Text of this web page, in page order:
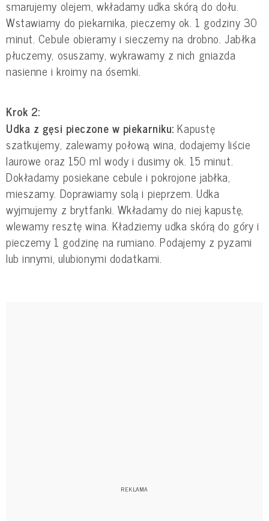
smarujemy olejem, wkładamy udka skórą do dołu.
Wstawiamy do piekarnika, pieczemy ok. 1 godziny 30
minut. Cebule obieramy i sieczemy na drobno. Jabłka
płuczemy, osuszamy, wykrawamy z nich gniazda
nasienne i kroimy na ósemki.
Krok 2:
Udka z gęsi pieczone w piekarniku: Kapustę
szatkujemy, zalewamy połową wina, dodajemy liście
laurowe oraz 150 ml wody i dusimy ok. 15 minut.
Dokładamy posiekane cebule i pokrojone jabłka,
mieszamy. Doprawiamy solą i pieprzem. Udka
wyjmujemy z brytfanki. Wkładamy do niej kapustę,
wlewamy resztę wina. Kładziemy udka skórą do góry i
pieczemy 1 godzinę na rumiano. Podajemy z pyzami
lub innymi, ulubionymi dodatkami.